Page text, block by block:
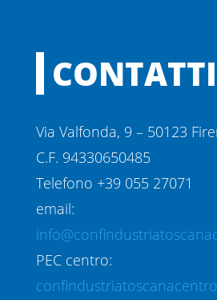
CONTATTI
Via Valfonda, 9 – 50123
C.F. 94330650485
Telefono +39 055 27071
email:
PEC centro: